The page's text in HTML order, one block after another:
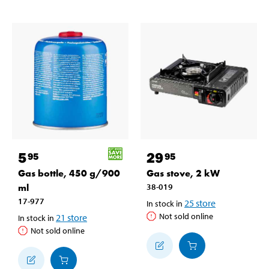
595
Gas bottle, 450 g/900
ml
17-977
In stock in 21 store
Not sold online
2995
Gas stove, 2 kW
38-019
In stock in 25store
Not sold online